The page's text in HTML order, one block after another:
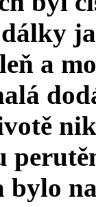
dálky
a